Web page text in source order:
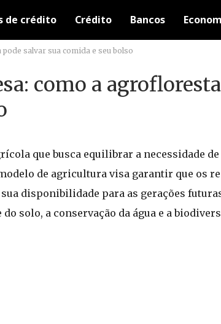
de crédito Crédito Bancos
salvar sua comida e seu bolso
como a
que busca equilibrar a necessidade
de agricultura visa garantir que os
disponibilidade para as gerações
solo, a conservação da água e a